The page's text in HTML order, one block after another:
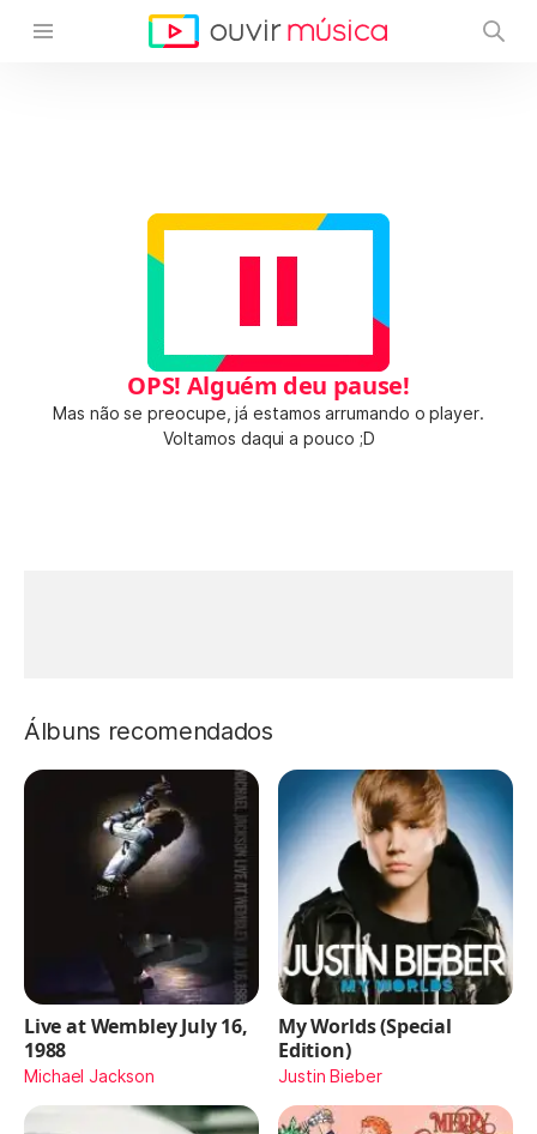
OPS! Alguém deu pause!
Mas não se preocupe, já estamos arrumando o player.
Voltamos daqui a pouco ;D
Álbuns recomendados
Live at Wembley July 16,
1988
Michael Jackson
My Worlds (Special
Edition)
Justin Bieber